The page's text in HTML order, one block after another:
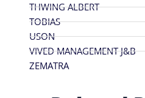
THWING ALBERT
TOBIAS
USON
VIVED MANAGEMENT J&B
ZEMATRA